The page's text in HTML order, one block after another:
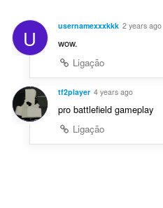
U usernamexxxkkk 2 years ago
wow.
Ligação
tf2player 4 years ago
pro battlefield gameplay
Ligação